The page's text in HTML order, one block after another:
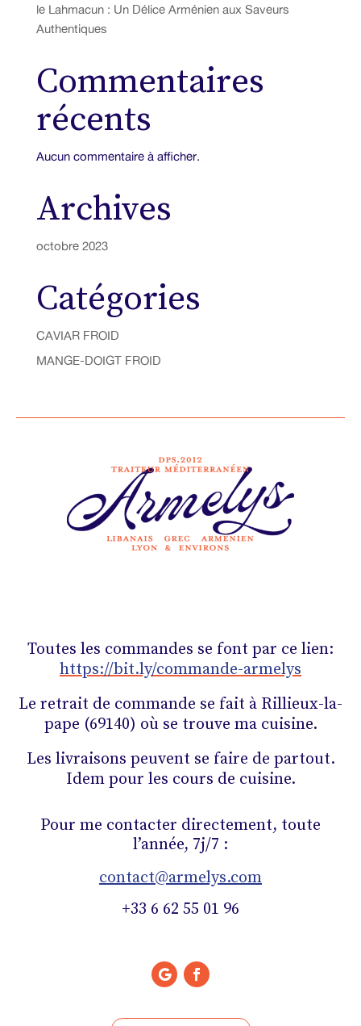
le Lahmacun : Un Délice Arménien aux Saveurs
Authentiques
Commentaires
récents
Aucun commentaire à afficher.
Archives
octobre 2023
Catégories
CAVIAR FROID
MANGE-DOIGT FROID
Toutes les commandes se font par ce lien:
https://bit.ly/commande-armelys
Le retrait de commande se fait à Rillieux-la-
pape (69140) où se trouve ma cuisine.
Les livraisons peuvent se faire de partout.
Idem pour les cours de cuisine.
Pour me contacter directement, toute
l’année, 7j/7 :
contact@armelys.com
+33 6 62 55 01 96